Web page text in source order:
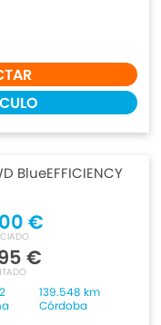
BlueEFFICIENCY
€
€
139.548 km
Córdoba